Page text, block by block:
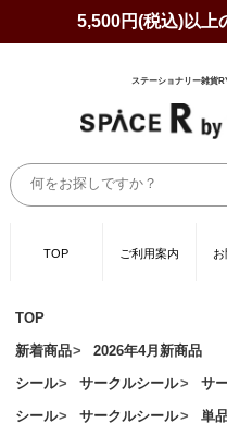
5,500円(税込)以上
ステーショナリー雑貨
TOP ご利用案内
TOP
新着商品
2026年4月新商品
シール
サークルシール
サ
シール
サークルシール 単